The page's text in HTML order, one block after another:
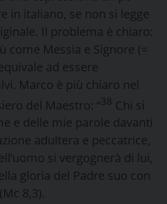
in italiano, se non si legge
Il problema è chiaro:
come Messia e Signore (=
ad essere
Marco è più chiaro nel
del Maestro: “38 Chi si
e delle mie parole davanti
adultera e peccatrice,
si vergognerà di lui,
gloria del Padre suo con
8,3).